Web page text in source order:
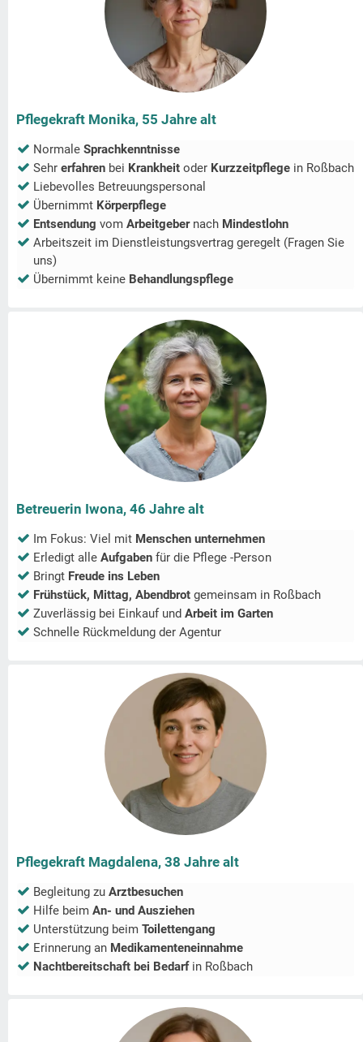
Pflegekraft Monika, 55 Jahre alt
Normale Sprachkenntnisse
Sehr erfahren bei Krankheit oder Kurzzeitpflege in Roßbach
Liebevolles Betreuungspersonal
Übernimmt Körperpflege
Entsendung vom Arbeitgeber nach Mindestlohn
Arbeitszeit im Dienstleistungsvertrag geregelt (Fragen Sie
uns)
Übernimmt keine Behandlungspflege
Betreuerin Iwona, 46 Jahre alt
Im Fokus: Viel mit Menschen unternehmen
Erledigt alle Aufgaben für die Pflege -Person
Bringt Freude ins Leben
Frühstück, Mittag, Abendbrot gemeinsam in Roßbach
Zuverlässig bei Einkauf und Arbeit im Garten
Schnelle Rückmeldung der Agentur
Pflegekraft Magdalena, 38 Jahre alt
Begleitung zu Arztbesuchen
Hilfe beim An- und Ausziehen
Unterstützung beim Toilettengang
Erinnerung an Medikamenteneinnahme
Nachtbereitschaft bei Bedarfin Roßbach